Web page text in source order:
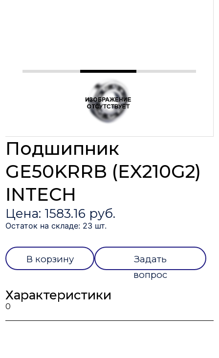
Подшипник
GE50KRRB (EX210G2)
INTECH
Цена: 1583.16 руб.
Остаток на складе: 23 шт.
В корзину
Задать
вопрос
Характеристики
0